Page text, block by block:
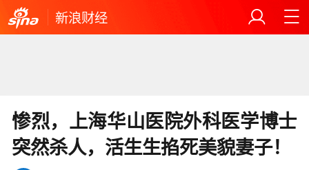
新浪财经
惨烈，上海华山医院外科医学博士
突然杀人，活生生掐死美貌妻子！